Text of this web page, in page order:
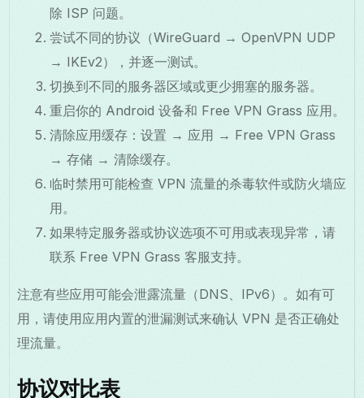
除 ISP 问题。
尝试不同的协议（WireGuard → OpenVPN UDP
→ IKEv2），并逐一测试。
切换到不同的服务器区域或更少拥塞的服务器。
重启你的 Android 设备和 Free VPN Grass 应用。
清除应用缓存：设置 → 应用 → Free VPN Grass
→ 存储 → 清除缓存。
临时禁用可能检查 VPN 流量的杀毒软件或防火墙应
用。
如果特定服务器或协议选项不可用或表现异常，请
联系 Free VPN Grass 客服支持。
注意有些应用可能会泄露流量（DNS、IPv6）。如有可
用，请使用应用内置的泄漏测试来确认 VPN 是否正确处
理流量。
协议对比表